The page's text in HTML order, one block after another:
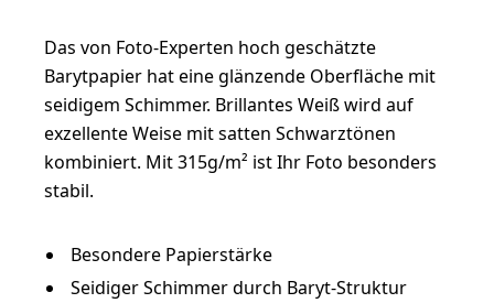
Das von Foto-Experten hoch geschätzte
Barytpapier hat eine glänzende Oberfläche mit
seidigem Schimmer. Brillantes Weiß wird auf
exzellente Weise mit satten Schwarztönen
kombiniert. Mit 315g/m² ist Ihr Foto besonders
stabil.
Besondere Papierstärke
Seidiger Schimmer durch Baryt-Struktur